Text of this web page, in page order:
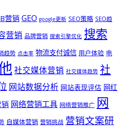
营销 GEO google更新 SEO策略 SEO趋
营销 品牌营销 搜索引擎优化 搜索
趋势 点击率 物流支付诚信 用户体验 电
社交媒体营销 社交媒体趋势 社
网站数据分析 网站表现评估 网红
网络营销工具 网络营销推广 网
自媒体营销 营销挑战 营销文案研